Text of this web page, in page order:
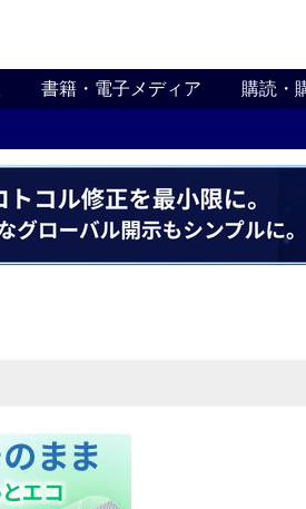
書籍・電子メディア 購読・